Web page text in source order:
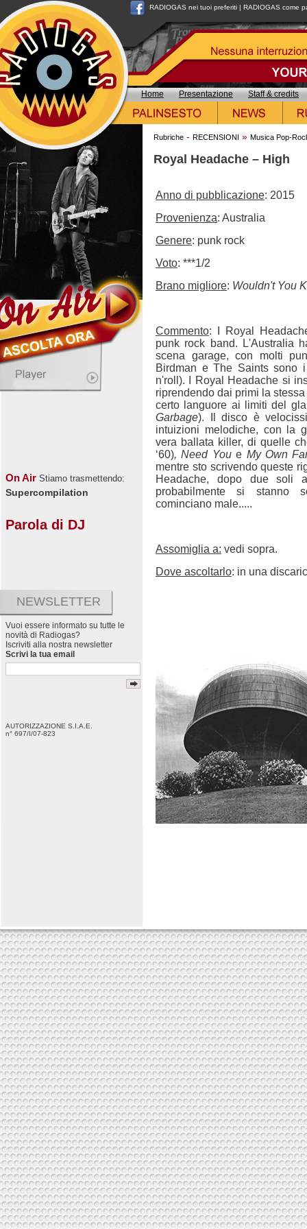
RADIOGAS nei tuoi preferiti | RADIOGAS come
Home Presentazione Staff & credits
On Air Stiamo trasmettendo:
Supercompilation
Parola di DJ
NEWSLETTER
Vuoi essere informato su tutte le
novità di Radiogas?
Iscriviti alla nostra newsletter
Scrivi la tua email
AUTORIZZAZIONE S.I.A.E.
n° 697/I/07-823
Rubriche - RECENSIONI » Musica Pop-
Royal Headache – High
Anno di pubblicazione: 2015
Provenienza: Australia
Genere: punk rock
Voto: ***1/2
Brano migliore: Wouldn't You
Commento: I Royal
punk rock band. L'Australia
scena garage, con molti
Birdman e The Saints sono
n'roll). I Royal Headache si
riprendendo dai primi la
certo languore ai limiti del
Garbage). Il disco è
intuizioni melodiche, con la
vera ballata killer, di quelle
‘60), Need Youe My Own
mentre sto scrivendo queste
Headache, dopo due soli
probabilmente si stanno
cominciano male.....
Assomiglia a: vedi sopra.
Dove ascoltarlo: in una